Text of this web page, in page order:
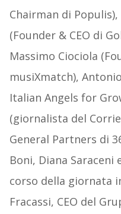
Chairman di
(Founder & CEO di
Massimo Ciociola
musiXmatch),
Italian Angels for
(giornalista del
General Partners di
Boni, Diana Saraceni
corso della giornata
Fracassi, CEO del